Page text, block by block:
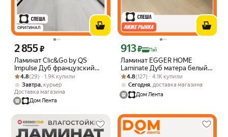
ОРИГИНАЛ
Ламинат Clic&Go by QS
Impulse Дуб французский
серый 33 класс 8 мм 1.596 кв.
м
Цена 2855 ₽ вместо
2 855₽
Рейтинг товара: 4.8 из 5
Оценок: (29) · 1.9K купили
4.8(29) · 1.9K купили
Завтра, курьер
Доставка магазина
Дом Лента
Ламинат EGGER HOME
Laminate Дуб матера белый
32 класс 8 мм 1,994 кв. м
Цена с картой Яндекс Пэй 913 ₽
913₽ Пэй
Рейтинг товара: 4.8 из 5
Оценок: (127) · 4.1K купили
4.8(127) · 4.1K купили
Сегодня, доставка магазина
Дом Лента